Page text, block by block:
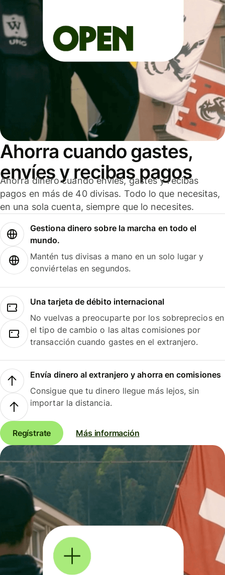
Ahorra cuando gastes,
envíes y recibas pagos
Ahorra dinero cuando envíes, gastes y recibas
pagos en más de 40 divisas. Todo lo que necesitas,
en una sola cuenta, siempre que lo necesites.
Gestiona dinero sobre la marcha en todo el
mundo.
Mantén tus divisas a mano en un solo lugar y
conviértelas en segundos.
Una tarjeta de débito internacional
No vuelvas a preocuparte por los sobreprecios en
el tipo de cambio o las altas comisiones por
transacción cuando gastes en el extranjero.
Envía dinero al extranjero y ahorra en comisiones
Consigue que tu dinero llegue más lejos, sin
importar la distancia.
Regístrate Más información